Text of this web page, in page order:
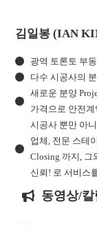
김일봉 (IAN
광역 토론토 부
다수 시공사의
새로운 분양
가격으로 안전
시공사 뿐만 아
업체, 전문 스테
Closing 까지, 그
신뢰! 로 서비스
동영상/칼